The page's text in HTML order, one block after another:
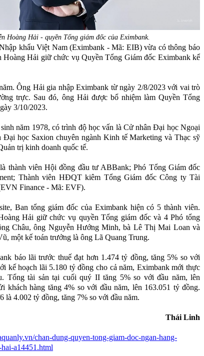
Hoàng Hải - quyền Tổng giám đốc của Eximbank.
khẩu Việt Nam (Eximbank - Mã: EIB) vừa có thông báo
Hoàng Hải giữ chức vụ Quyền Tổng Giám đốc Eximbank kể
Ông Hải gia nhập Eximbank từ ngày 2/8/2023 với vai trò
trực. Sau đó, ông Hải được bổ nhiệm làm Quyền Tổng
3/10/2023.
năm 1978, có trình độ học vấn là Cử nhân Đại học Ngoại
học Saxion chuyên ngành Kinh tế Marketing và Thạc sỹ
trị kinh doanh quốc tế.
thành viên Hội đồng đầu tư ABBank; Phó Tổng Giám đốc
Thành viên HĐQT kiêm Tổng Giám đốc Công ty Tài
Finance - Mã: EVF).
Ban tổng giám đốc của Eximbank hiện có 5 thành viên.
Hải giữ chức vụ quyền Tổng giám đốc và 4 Phó tổng
Châu, ông Nguyễn Hướng Minh, bà Lê Thị Mai Loan và
một kế toán trưởng là ông Lã Quang Trung.
báo lãi trước thuế đạt hơn 1.474 tỷ đồng, tăng 5% so với
kế hoạch lãi 5.180 tỷ đồng cho cả năm, Eximbank mới thực
Tổng tài sản tại cuối quý II tăng 5% so với đầu năm, lên
khách hàng tăng 4% so với đầu năm, lên 163.051 tỷ đồng.
là 4.002 tỷ đồng, tăng 7% so với đầu năm.
Thái Linh
chan-dung-quyen-tong-giam-doc-ngan-hang-
a14451.html